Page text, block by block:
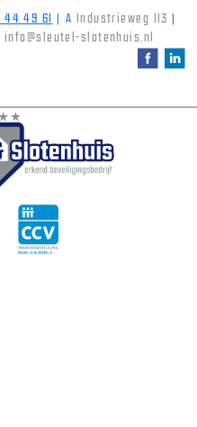
49 61 A Industrieweg 113
info@sleutel-slotenhuis.nl